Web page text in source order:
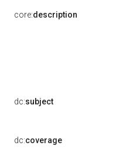
core:description
dc:subject
dc:coverage